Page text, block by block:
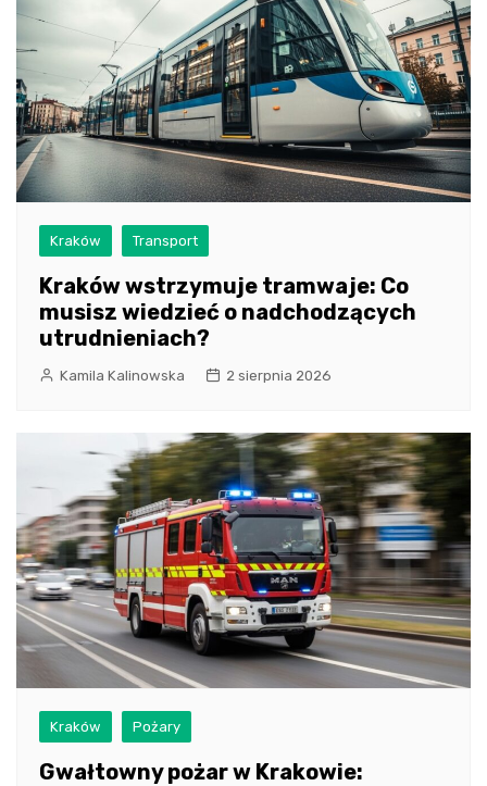
Kraków Transport
Kraków wstrzymuje tramwaje: Co
musisz wiedzieć o nadchodzących
utrudnieniach?
Kamila Kalinowska 2 sierpnia 2026
Kraków Pożary
Gwałtowny pożar w Krakowie: